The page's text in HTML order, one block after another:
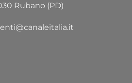
Rubano (PD)